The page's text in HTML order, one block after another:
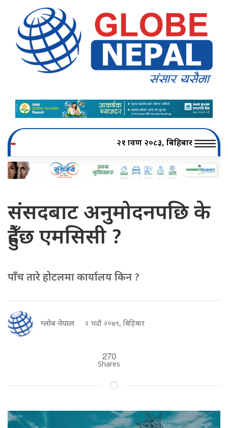
२१ श्रावण २०८३, बिहिबार
संसदबाट अनुमोदनपछि के
हुँदैछ एमसिसी ?
पाँच तारे होटलमा कार्यालय किन ?
ग्लोब नेपाल २ भदौ २०७९, बिहिबार
270
Shares